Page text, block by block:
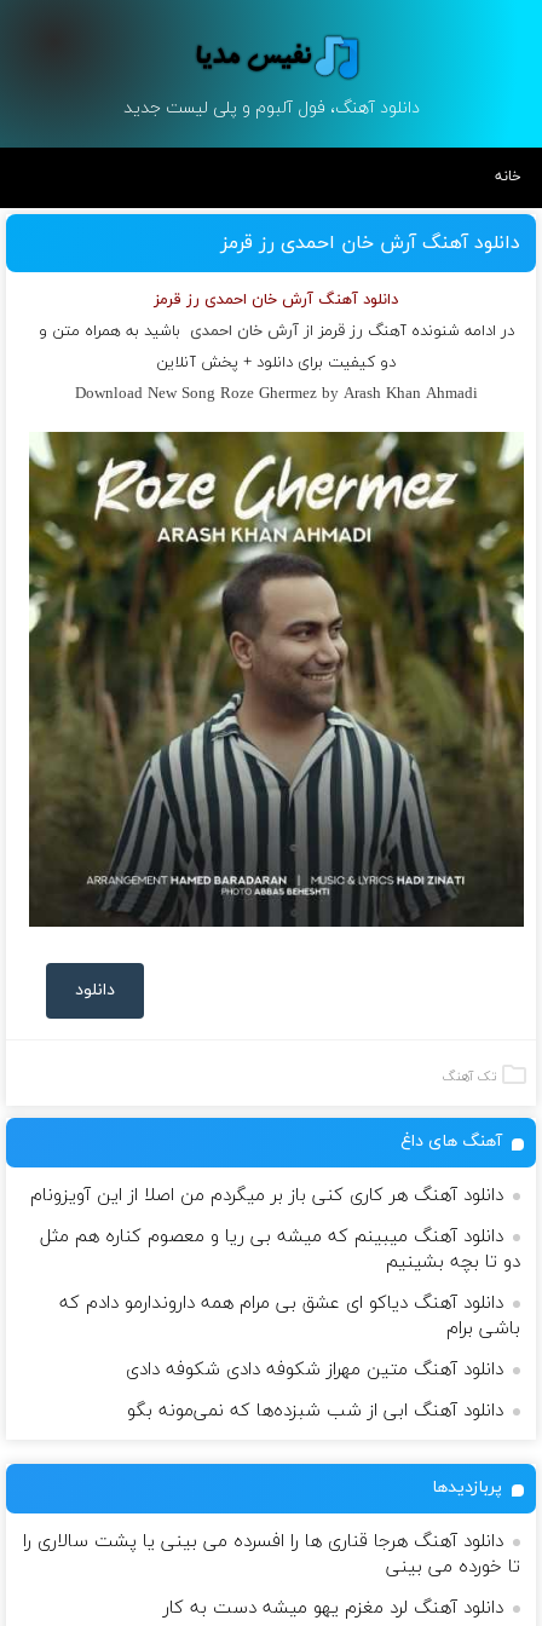
دانلود آهنگ، فول آلبوم و پلی لیست جدید
خانه
دانلود آهنگ آرش خان احمدی رز قرمز
دانلود آهنگ آرش خان احمدی رز قرمز
در ادامه شنونده آهنگ رز قرمز ازآرش خان احمدی باشید به همراه متن و
دو کیفیت برای دانلود + پخش آنلاین
Download New Song Roze Ghermez by Arash Khan Ahmadi
دانلود
تک آهنگ
آهنگ های داغ
دانلود آهنگ هر کاری کنی باز بر میگردم من اصلا از این آویزونام
دانلود آهنگ میبینم كه میشه بی ریا و معصوم كناره هم مثل
دو تا بچه بشینیم
دانلود آهنگ دیاکو ای عشق بی مرام همه داروندارمو دادم که
باشی برام
دانلود آهنگ متین مهراز شکوفه دادی شکوفه دادى
دانلود آهنگ ابی از شب شبزده‌ها که نمی‌مونه بگو
پربازدیدها
دانلود آهنگ هرجا قناری ها را افسرده می بینی یا پشت سالاری را
تا خورده می بینی
دانلود آهنگ لرد مغزم یهو میشه دست به کار